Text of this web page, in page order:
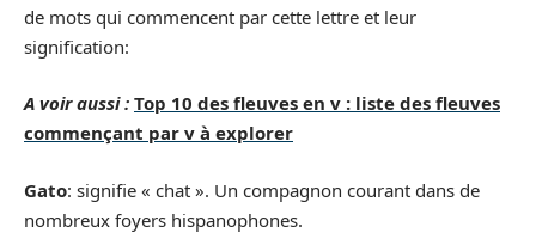
de mots qui commencent par cette lettre et leur
signification:
A voir aussi : Top 10 des fleuves en v : liste des fleuves
commençant par v à explorer
Gato: signifie « chat ». Un compagnon courant dans de
nombreux foyers hispanophones.